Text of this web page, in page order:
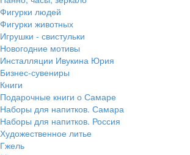
Фигурки людей
Фигурки животных
Игрушки - свистульки
Новогодние мотивы
Инсталляции Ивукина Юрия
Бизнес-сувениры
Книги
Подарочные книги о Самаре
Наборы для напитков. Самара
Наборы для напитков. Россия
Художественное литье
Гжель